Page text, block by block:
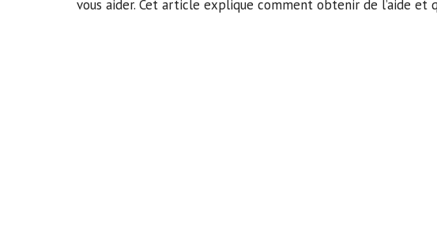
vous aider. Cet article explique comment obtenir de l’aide et